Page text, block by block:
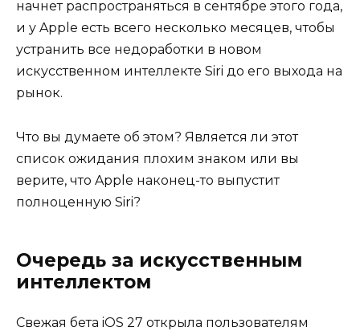
начнет распространяться в сентябре этого года,
и у Apple есть всего несколько месяцев, чтобы
устранить все недоработки в новом
искусственном интеллекте Siri до его выхода на
рынок.
Что вы думаете об этом? Является ли этот
список ожидания плохим знаком или вы
верите, что Apple наконец-то выпустит
полноценную Siri?
Очередь за искусственным
интеллектом
Свежая бета iOS 27 открыла пользователям